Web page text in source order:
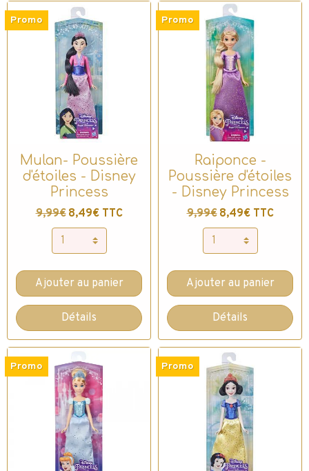
Promo
Mulan- Poussière
d'étoiles - Disney
Princess
9,99€ 8,49€ TTC
Ajouter au panier
Détails
Promo
Raiponce -
Poussière d'étoiles
- Disney Princess
9,99€ 8,49€ TTC
Ajouter au panier
Détails
Promo Promo